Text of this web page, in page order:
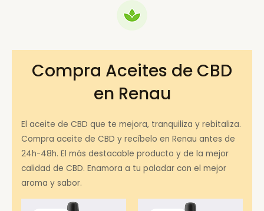
Compra Aceites de CBD
en Renau
El aceite de CBD que te mejora, tranquiliza y rebitaliza.
Compra aceite de CBD y recíbelo en Renau antes de
24h-48h. El más destacable producto y de la mejor
calidad de CBD. Enamora a tu paladar con el mejor
aroma y sabor.